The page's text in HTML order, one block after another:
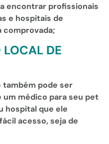
encontrar profissionais
e hospitais de
comprovada;
DE
pode ser
médico para seu pet
hospital que ele
acesso, seja de